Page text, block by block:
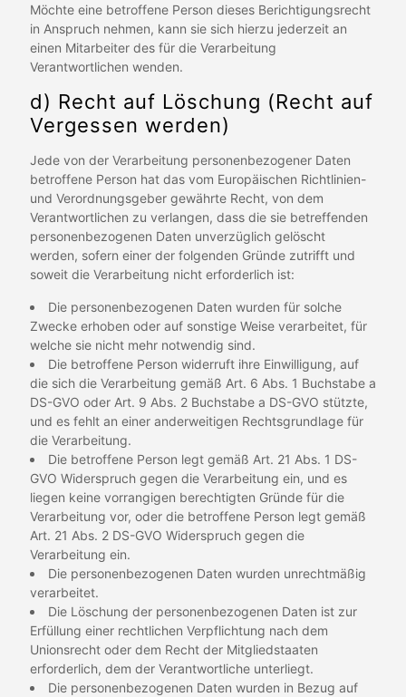
Möchte eine betroffene Person dieses Berichtigungsrecht
in Anspruch nehmen, kann sie sich hierzu jederzeit an
einen Mitarbeiter des für die Verarbeitung
Verantwortlichen wenden.
d) Recht auf Löschung (Recht auf
Vergessen werden)
Jede von der Verarbeitung personenbezogener Daten
betroffene Person hat das vom Europäischen Richtlinien-
und Verordnungsgeber gewährte Recht, von dem
Verantwortlichen zu verlangen, dass die sie betreffenden
personenbezogenen Daten unverzüglich gelöscht
werden, sofern einer der folgenden Gründe zutrifft und
soweit die Verarbeitung nicht erforderlich ist:
Die personenbezogenen Daten wurden für solche
Zwecke erhoben oder auf sonstige Weise verarbeitet, für
welche sie nicht mehr notwendig sind.
Die betroffene Person widerruft ihre Einwilligung, auf
die sich die Verarbeitung gemäß Art. 6 Abs. 1 Buchstabe a
DS-GVO oder Art. 9 Abs. 2 Buchstabe a DS-GVO stützte,
und es fehlt an einer anderweitigen Rechtsgrundlage für
die Verarbeitung.
Die betroffene Person legt gemäß Art. 21 Abs. 1 DS-
GVO Widerspruch gegen die Verarbeitung ein, und es
liegen keine vorrangigen berechtigten Gründe für die
Verarbeitung vor, oder die betroffene Person legt gemäß
Art. 21 Abs. 2 DS-GVO Widerspruch gegen die
Verarbeitung ein.
Die personenbezogenen Daten wurden unrechtmäßig
verarbeitet.
Die Löschung der personenbezogenen Daten ist zur
Erfüllung einer rechtlichen Verpflichtung nach dem
Unionsrecht oder dem Recht der Mitgliedstaaten
erforderlich, dem der Verantwortliche unterliegt.
Die personenbezogenen Daten wurden in Bezug auf